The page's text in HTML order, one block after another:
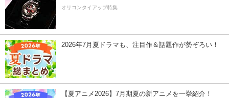
オリコンタイアップ特集
2026年7月夏ドラマも、注目作＆話題作が勢ぞろい！
【夏アニメ2026】7月期夏の新アニメを一挙紹介！